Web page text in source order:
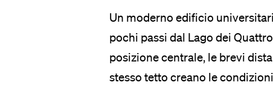
Un moderno edificio
pochi passi dal Lago dei
posizione centrale, le brevi
stesso tetto creano le